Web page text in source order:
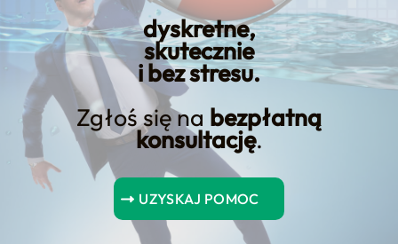
dyskretne,
skutecznie
i bez stresu.
Zgłoś się na bezpłatną
konsultację.
UZYSKAJ POMOC
KREDYT123.PL – OFERTA SPRZEDAŻOWA
Upadłość
Konsumencka w
Miedzyrzeczu: Sprawdź
Naszą Ofertę dla
Mieszkańców
Miedzyrzecza!